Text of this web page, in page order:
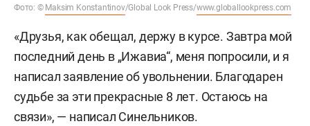
Фото: © Maksim Konstantinov/Global Look Press/www.globallookpress.com
«Друзья, как обещал, держу в курсе. Завтра мой
последний день в „Ижавиа“, меня попросили, и я
написал заявление об увольнении. Благодарен
судьбе за эти прекрасные 8 лет. Остаюсь на
связи», — написал Синельников.